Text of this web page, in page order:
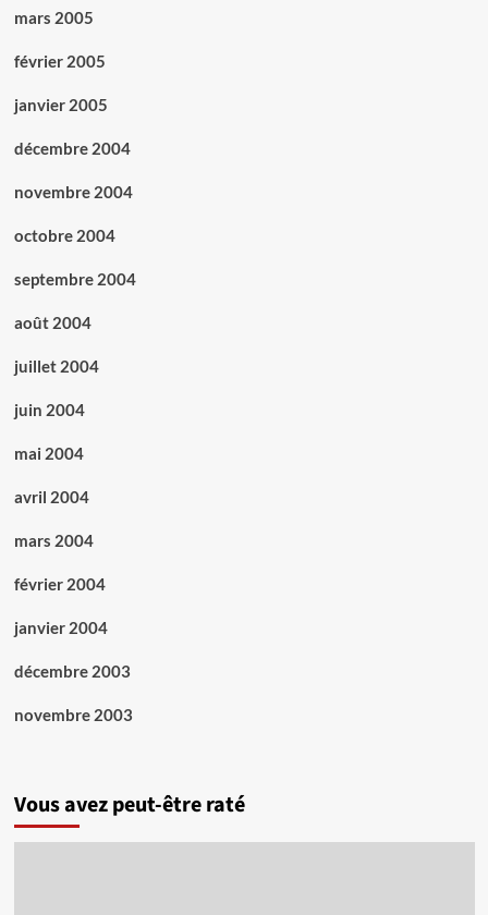
mars 2005
février 2005
janvier 2005
décembre 2004
novembre 2004
octobre 2004
septembre 2004
août 2004
juillet 2004
juin 2004
mai 2004
avril 2004
mars 2004
février 2004
janvier 2004
décembre 2003
novembre 2003
Vous avez peut-être raté